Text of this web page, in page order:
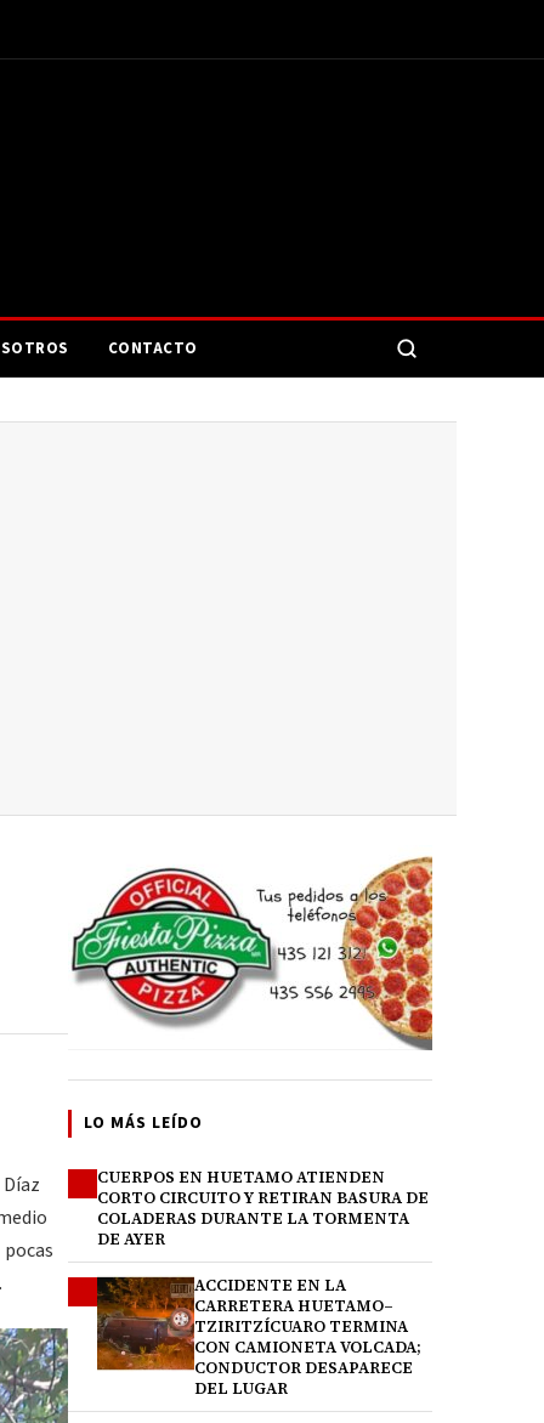
CONTACTO
LO MÁS LEÍDO
CUERPOS EN HUETAMO ATIENDEN
CORTO CIRCUITO Y RETIRAN BASURA DE
COLADERAS DURANTE LA TORMENTA
DE AYER
ACCIDENTE EN LA
CARRETERA HUETAMO–
TZIRITZÍCUARO TERMINA
CON CAMIONETA VOLCADA;
CONDUCTOR DESAPARECE
DEL LUGAR